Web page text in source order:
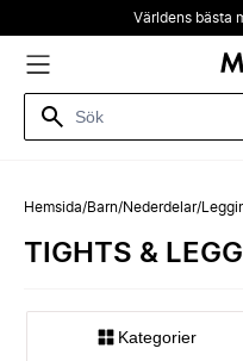
Världens bästa
Hemsida/Barn/Nederdelar/
TIGHTS &
Kategorier